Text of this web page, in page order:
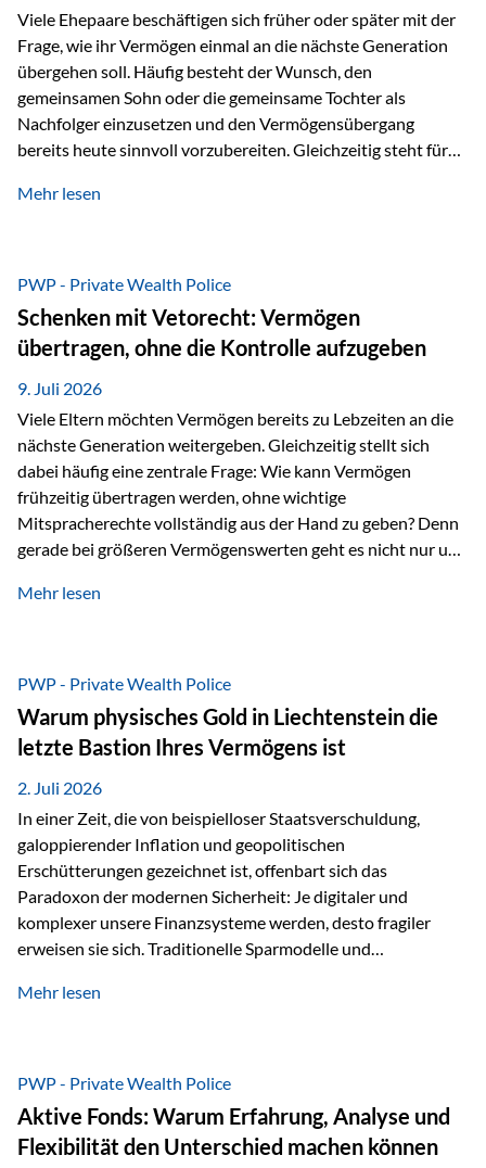
Viele Ehepaare beschäftigen sich früher oder später mit der
Frage, wie ihr Vermögen einmal an die nächste Generation
übergehen soll. Häufig besteht der Wunsch, den
gemeinsamen Sohn oder die gemeinsame Tochter als
Nachfolger einzusetzen und den Vermögensübergang
bereits heute sinnvoll vorzubereiten. Gleichzeitig steht für
passiert, wenn einer der beiden verstirbt? Der überlebende
Vermögen verfügen können. Genau für diese
Ausgangssituation bietet die Private Wealth Police der
Vienna-Life eine durchdachte Gestaltungsmöglichkeit. Die
Ausgangssituation Stellen Sie sich folgendes Beispiel vor:
Ein…
Mehr lesen
PWP - Private Wealth Police
Schenken mit Vetorecht: Vermögen
übertragen, ohne die Kontrolle aufzugeben
9. Juli 2026
Viele Eltern möchten Vermögen bereits zu Lebzeiten an die
nächste Generation weitergeben. Gleichzeitig stellt sich
dabei häufig eine zentrale Frage: Wie kann Vermögen
frühzeitig übertragen werden, ohne wichtige
Mitspracherechte vollständig aus der Hand zu geben? Denn
gerade bei größeren Vermögenswerten geht es nicht nur um
sicherzustellen, dass das Vermögen langfristig erhalten
folgende Situation vor: Ein Vater schenkt seiner Tochter
einen Teil seines Vermögens. Einige Jahre später möchte die
Tochter das Geld kurzfristig verwenden, um…
Mehr lesen
PWP - Private Wealth Police
Warum physisches Gold in Liechtenstein die
letzte Bastion Ihres Vermögens ist
2. Juli 2026
In einer Zeit, die von beispielloser Staatsverschuldung,
galoppierender Inflation und geopolitischen
Erschütterungen gezeichnet ist, offenbart sich das
Paradoxon der modernen Sicherheit: Je digitaler und
komplexer unsere Finanzsysteme werden, desto fragiler
erweisen sie sich. Traditionelle Sparmodelle und
unumstößlich galten, versagen angesichts der expansiven
Nostalgie dar, sondern ist die modernste und strategisch
klügste Antwort auf globale Instabilität. Physische Werte
und der richtige Rechtsstandort sind heute keine bloße
Option mehr, sondern eine strategische Notwendigkeit. 1.
Mehr lesen
PWP - Private Wealth Police
Aktive Fonds: Warum Erfahrung, Analyse und
Flexibilität den Unterschied machen können